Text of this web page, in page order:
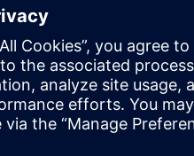
delproduksjonsbehov.